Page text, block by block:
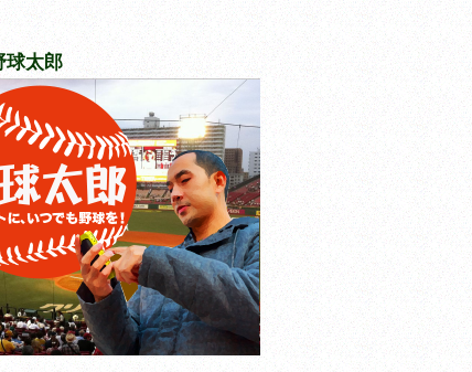
球太郎